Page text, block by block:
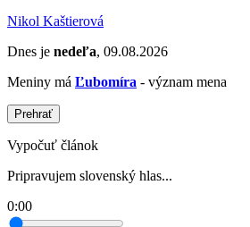
Nikol Kaštierová
Dnes je nedeľa, 09.08.2026
Meniny má Ľubomíra - význam mena
Prehrať
Vypočuť článok
Pripravujem slovenský hlas...
0:00